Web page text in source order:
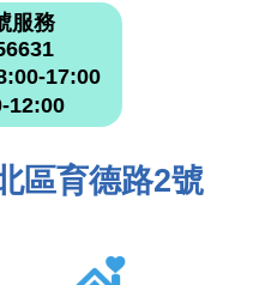
服務
17:00
12:00
區育德路2號